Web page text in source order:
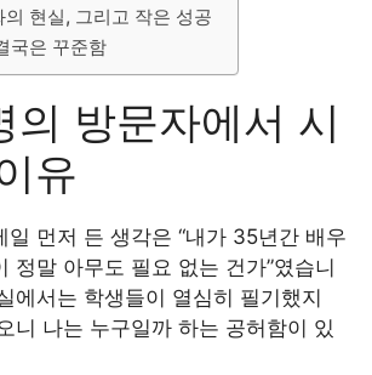
현실, 그리고 작은 성공
국은 꾸준함
의 방문자에서 시
유
일 먼저 든 생각은 “내가 35년간 배우
정말 아무도 필요 없는 건가”였습니
에서는 학생들이 열심히 필기했지
니 나는 누구일까 하는 공허함이 있